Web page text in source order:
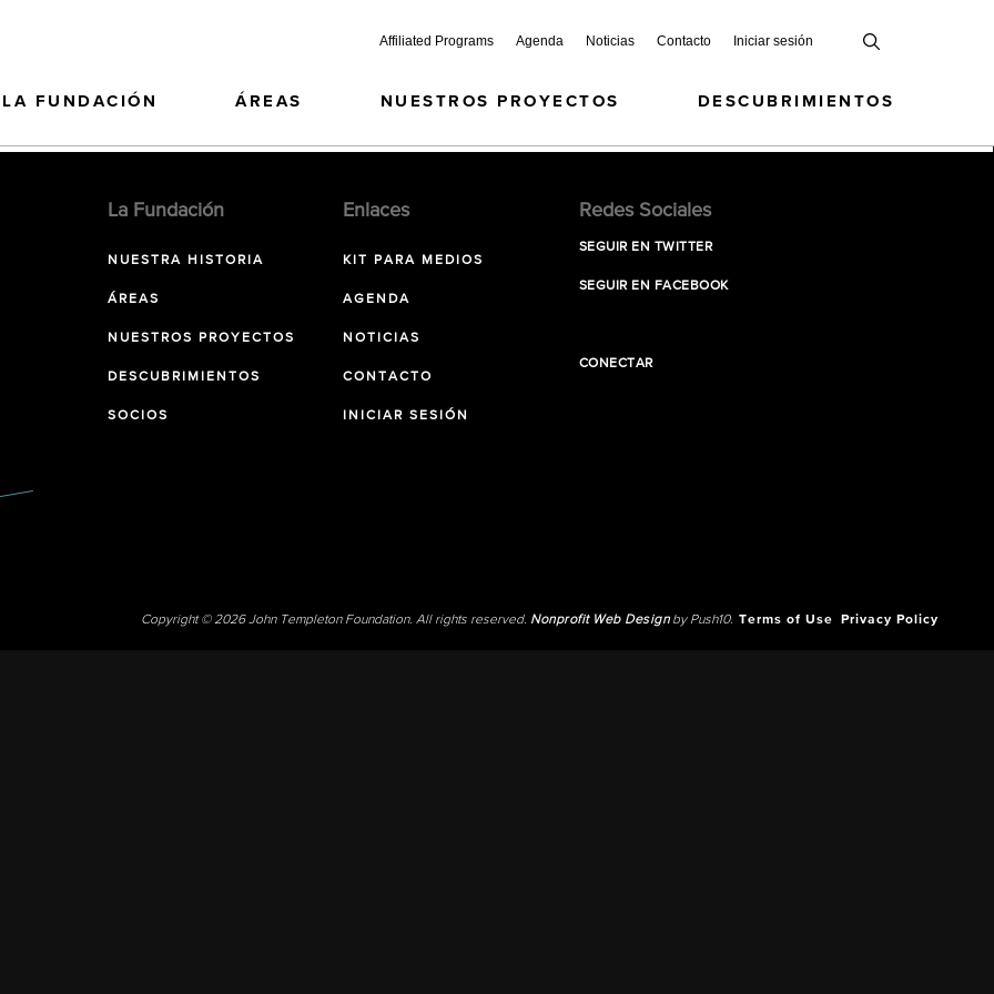
Affiliated Programs Agenda Noticias Contacto Iniciar sesión
LA FUNDACIÓN ÁREAS NUESTROS PROYECTOS DESCUBRIMIENTOS
La Fundación
NUESTRA HISTORIA
ÁREAS
NUESTROS PROYECTOS
DESCUBRIMIENTOS
SOCIOS
Enlaces
KIT PARA MEDIOS
AGENDA
NOTICIAS
CONTACTO
INICIAR SESIÓN
Redes Sociales
SEGUIR EN TWITTER
SEGUIR EN FACEBOOK
CONECTAR
Copyright © 2026 John Templeton Foundation. All rights reserved. Nonprofit Web Designby Push10. Terms of Use Privacy Policy